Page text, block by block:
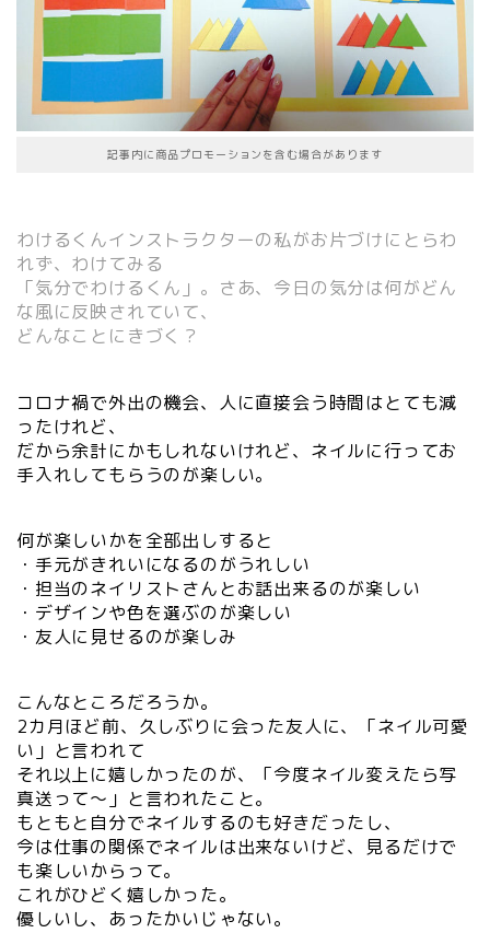
記事内に商品プロモーションを含む場合があります
わけるくんインストラクターの私がお片づけにとらわ
れず、わけてみる
「気分でわけるくん」。さあ、今日の気分は何がどん
な風に反映されていて、
どんなことにきづく？
コロナ禍で外出の機会、人に直接会う時間はとても減
ったけれど、
だから余計にかもしれないけれど、ネイルに行ってお
手入れしてもらうのが楽しい。
何が楽しいかを全部出しすると
・手元がきれいになるのがうれしい
・担当のネイリストさんとお話出来るのが楽しい
・デザインや色を選ぶのが楽しい
・友人に見せるのが楽しみ
こんなところだろうか。
2カ月ほど前、久しぶりに会った友人に、「ネイル可愛
い」と言われて
それ以上に嬉しかったのが、「今度ネイル変えたら写
真送って～」と言われたこと。
もともと自分でネイルするのも好きだったし、
今は仕事の関係でネイルは出来ないけど、見るだけで
も楽しいからって。
これがひどく嬉しかった。
優しいし、あったかいじゃない。